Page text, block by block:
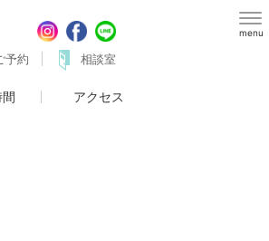
予約 相談室
menu
アクセス